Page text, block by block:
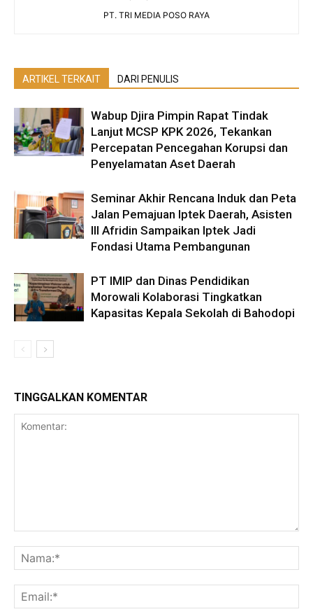
PT. TRI MEDIA POSO RAYA
ARTIKEL TERKAIT DARI PENULIS
Wabup Djira Pimpin Rapat Tindak
Lanjut MCSP KPK 2026, Tekankan
Percepatan Pencegahan Korupsi dan
Penyelamatan Aset Daerah
Seminar Akhir Rencana Induk dan Peta
Jalan Pemajuan Iptek Daerah, Asisten
III Afridin Sampaikan Iptek Jadi
Fondasi Utama Pembangunan
PT IMIP dan Dinas Pendidikan
Morowali Kolaborasi Tingkatkan
Kapasitas Kepala Sekolah di Bahodopi
TINGGALKAN KOMENTAR